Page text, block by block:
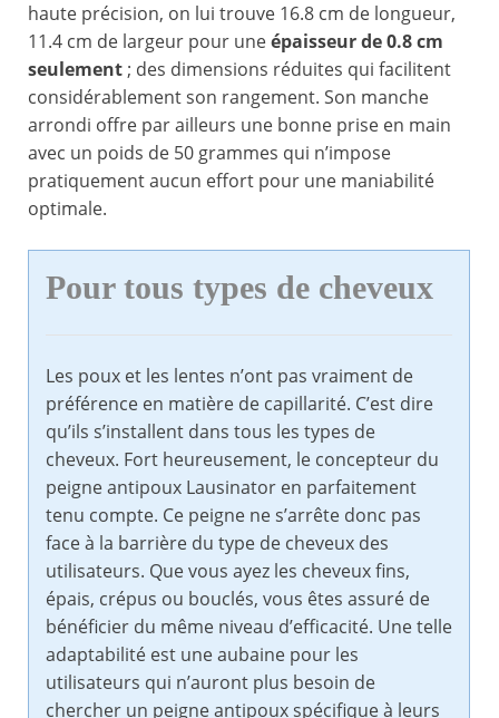
haute précision, on lui trouve 16.8 cm de longueur,
11.4 cm de largeur pour uneépaisseur de 0.8 cm
seulement ; des dimensions réduites qui facilitent
considérablement son rangement. Son manche
arrondi offre par ailleurs une bonne prise en main
avec un poids de 50 grammes qui n’impose
pratiquement aucun effort pour une maniabilité
optimale.
Pour tous types de cheveux
Les poux et les lentes n’ont pas vraiment de
préférence en matière de capillarité. C’est dire
qu’ils s’installent dans tous les types de
cheveux. Fort heureusement, le concepteur du
peigne antipoux Lausinator en parfaitement
tenu compte. Ce peigne ne s’arrête donc pas
face à la barrière du type de cheveux des
utilisateurs. Que vous ayez les cheveux fins,
épais, crépus ou bouclés, vous êtes assuré de
bénéficier du même niveau d’efficacité. Une telle
adaptabilité est une aubaine pour les
utilisateurs qui n’auront plus besoin de
chercher un peigne antipoux spécifique à leurs